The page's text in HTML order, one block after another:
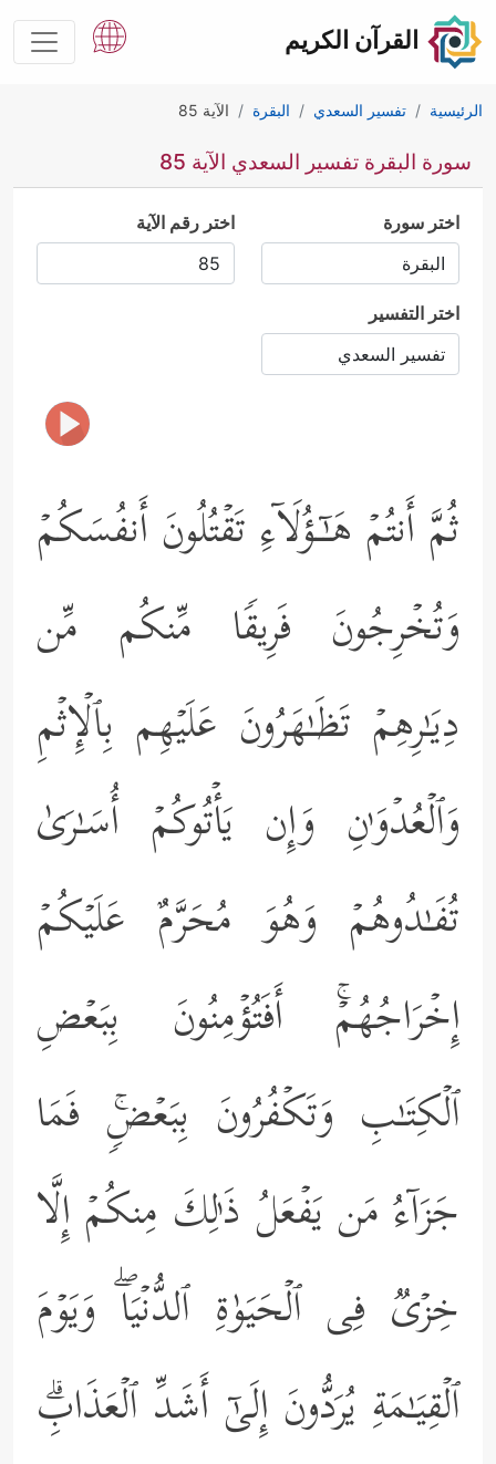
القرآن الكريم
الرئيسية تفسير السعدي البقرة الآية 85
سورة البقرة تفسير السعدي الآية 85
اختر سورة اختر رقم الآية
اختر التفسير
ثُمَّ أَنتُمۡ هَـٰۤـؤُلَاۤءِ تَقۡتُلُونَ أَنفُسَكُمۡ
وَتُخۡرِجُونَ فَرِیقࣰا مِّنكُم مِّن
دِیَـٰرِهِمۡ تَظَـٰهَرُونَ عَلَیۡهِم بِٱلۡإِثۡمِ
وَٱلۡعُدۡوَ ٰ⁠نِ وَإِن یَأۡتُوكُمۡ أُسَـٰرَىٰ
تُفَـٰدُوهُمۡ وَهُوَ مُحَرَّمٌ عَلَیۡكُمۡ
إِخۡرَاجُهُمۡۚ أَفَتُؤۡمِنُونَ بِبَعۡضِ
ٱلۡكِتَـٰبِ وَتَكۡفُرُونَ بِبَعۡضࣲۚ فَمَا
جَزَاۤءُ مَن یَفۡعَلُ ذَ ٰ⁠لِكَ مِنكُمۡ إِلَّا
خِزۡیࣱ فِی ٱلۡحَیَوٰةِ ٱلدُّنۡیَاۖ وَیَوۡمَ
ٱلۡقِیَـٰمَةِ یُرَدُّونَ إِلَىٰۤ أَشَدِّ ٱلۡعَذَابِۗ